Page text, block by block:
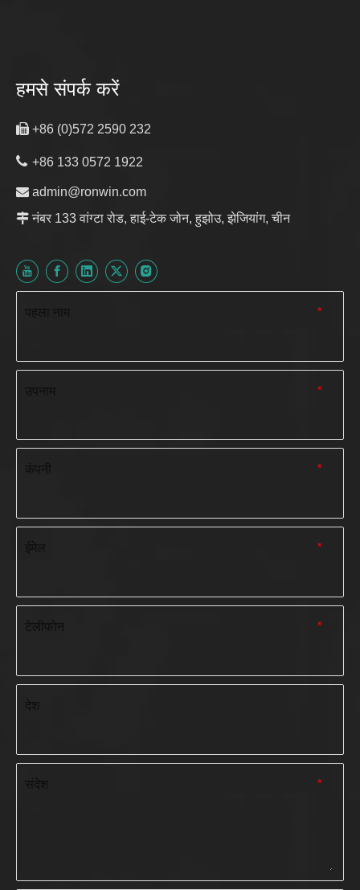
हमसे संपर्क करें
 +86 (0)572 2590 232
 +86 133 0572 1922
 admin@ronwin.com
 नंबर 133 वांग्टा रोड, हाई-टेक जोन, हुझोउ, झेजियांग, चीन
*
*
*
*
*
टेलीफोन
देश
*